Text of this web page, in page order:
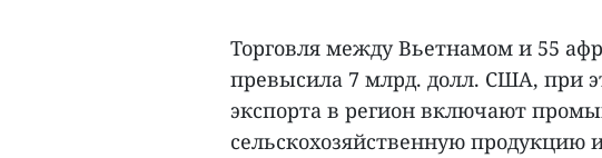
Торговля между Вьетнамом и 55
превысила 7 млрд. долл. США, при
экспорта в регион включают
сельскохозяйственную продукцию